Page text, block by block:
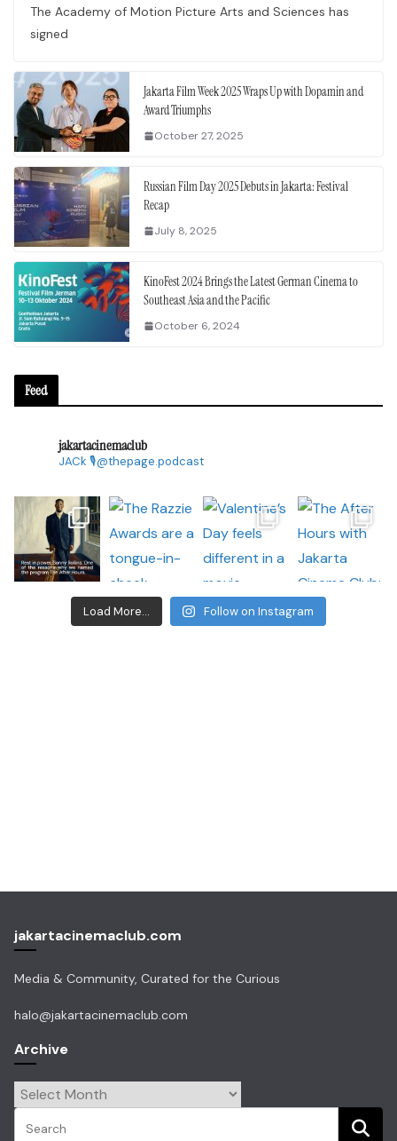
The Academy of Motion Picture Arts and Sciences has
signed
Jakarta Film Week 2025 Wraps Up with Dopamin and
Award Triumphs
October 27, 2025
Russian Film Day 2025 Debuts in Jakarta: Festival
Recap
July 8, 2025
KinoFest 2024 Brings the Latest German Cinema to
Southeast Asia and the Pacific
October 6, 2024
Feed
jakartacinemaclub
JACk 🎙@thepage.podcast
Load More... Follow on Instagram
jakartacinemaclub.com
Media & Community, Curated for the Curious
halo@jakartacinemaclub.com
Archive
Archive